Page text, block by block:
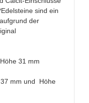
sind ein
der
31 mm
mm und Höhe